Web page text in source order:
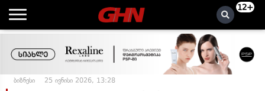
12+
ბიზნესი 25 ივნისი 2026, 13:28